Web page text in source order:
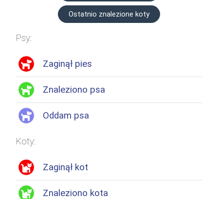
Ostatnio znalezione koty
Psy:
Zaginął pies
Znaleziono psa
Oddam psa
Koty:
Zaginął kot
Znaleziono kota